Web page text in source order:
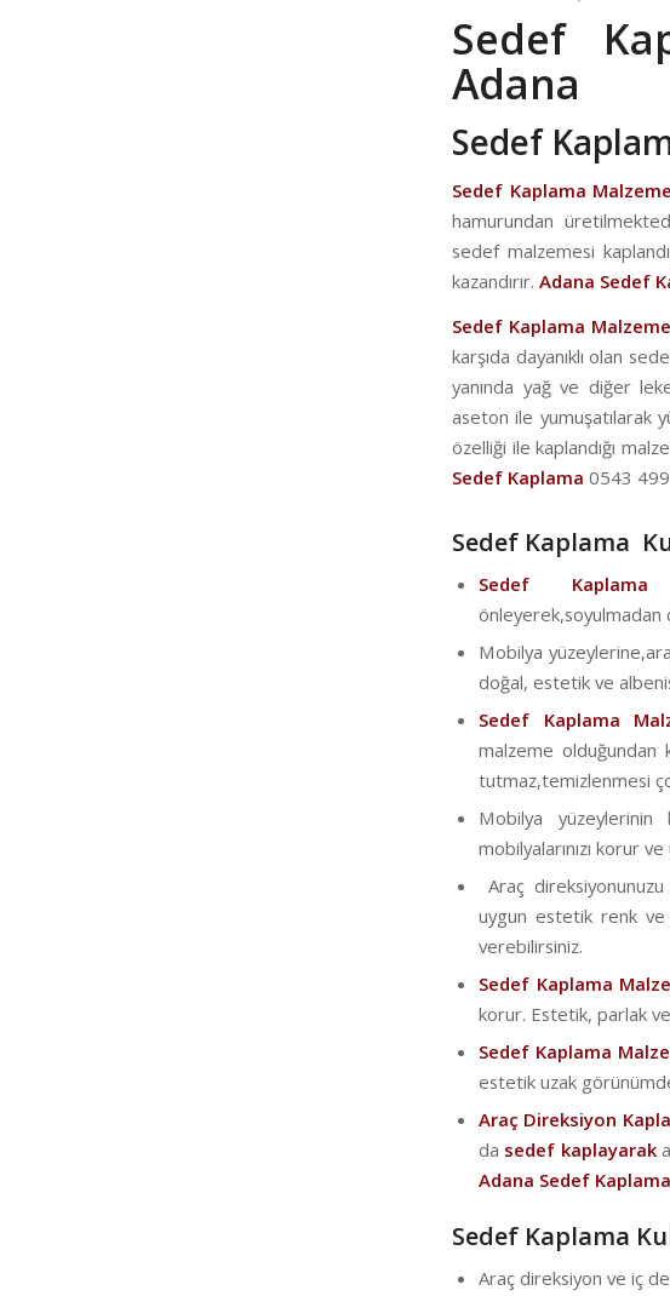
Sedef
Adana
Sedef
Sedef Kaplama
hamurundan
sedef malzemesi
kazandırır. Adana Sedef
Sedef Kaplama
karşıda dayanıklı olan
yanında yağ ve diğer
aseton ile yumuşatılarak
özelliği ile kaplandığı
Sedef Kaplama 0543
Sedef Kaplama
Sedef Kaplama
önleyerek,soyulmadan
Mobilya
doğal, estetik ve
Sedef Kaplama
malzeme olduğundan
tutmaz,temizlenmesi
Mobilya yüzeylerinin
mobilyalarınızı korur
Araç
uygun estetik renk ve
verebilirsiniz.
Sedef Kaplama
korur. Estetik, parlak
Sedef Kaplama
estetik uzak
Araç Direksiyon
da sedef kaplayarak
Adana Sedef Kaplama
Sedef Kaplama
Araç direksiyon ve iç